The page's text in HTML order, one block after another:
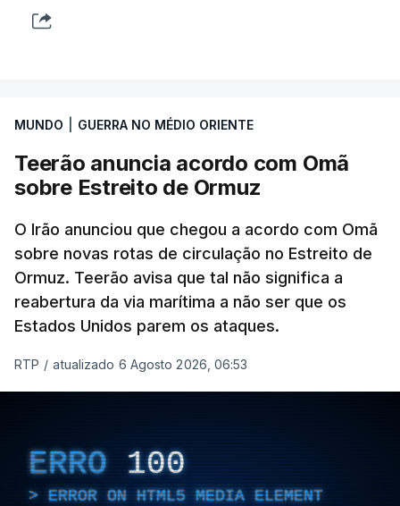
MUNDO GUERRA NO MÉDIO ORIENTE
Teerão anuncia acordo com Omã
sobre Estreito de Ormuz
O Irão anunciou que chegou a acordo com Omã
sobre novas rotas de circulação no Estreito de
Ormuz. Teerão avisa que tal não significa a
reabertura da via marítima a não ser que os
Estados Unidos parem os ataques.
RTP / atualizado 6 Agosto 2026, 06:53
ERRO 100
ERROR ON HTML5 MEDIA ELEMENT